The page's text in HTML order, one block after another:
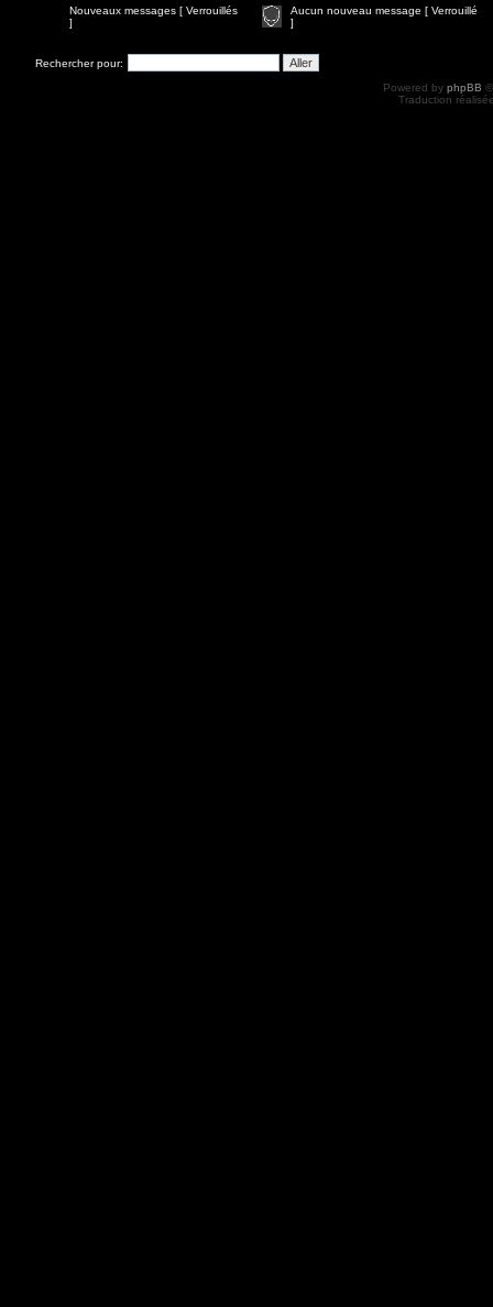
Nouveaux messages [ Verrouillés
]
Aucun nouveau message [ Verrouillé
]
Rechercher pour:
Powered by phpBB
Traduction